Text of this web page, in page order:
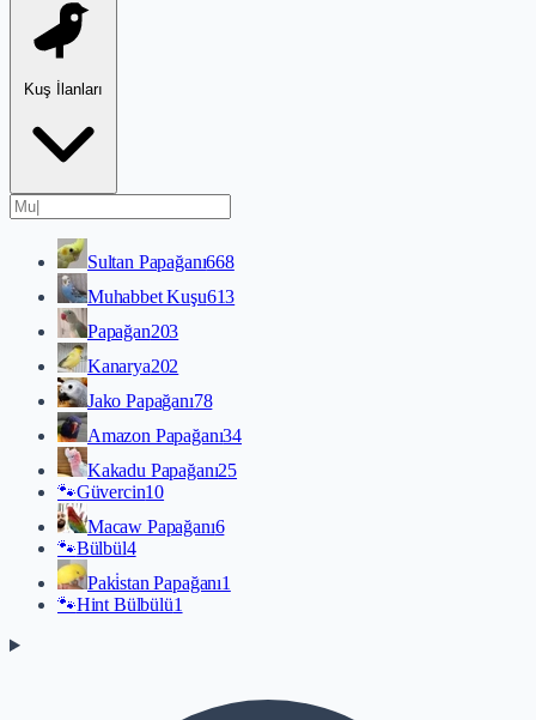
Kuş İlanları
Sultan Papağanı668
Muhabbet Kuşu613
Papağan203
Kanarya202
Jako Papağanı78
Amazon Papağanı34
Kakadu Papağanı25
🐾Güvercin10
Macaw Papağanı6
🐾Bülbül4
Paki̇stan Papağanı1
🐾Hint Bülbülü1